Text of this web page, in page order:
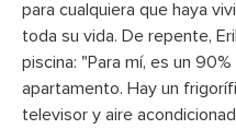
para cualquiera que haya
toda su vida. De repente,
piscina: "Para mí, es un
apartamento. Hay un
televisor y aire